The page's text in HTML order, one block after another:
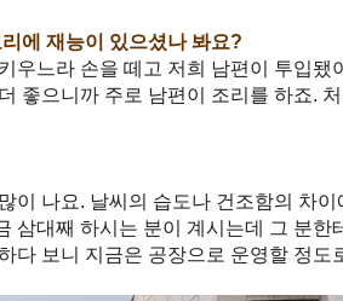
에 재능이 있으셨나 봐요?
우느라 손을 떼고 저희 남편이 투입됐
좋으니까 주로 남편이 조리를 하죠.
나요. 날씨의 습도나 건조함의 차이
삼대째 하시는 분이 계시는데 그 분한
다 보니 지금은 공장으로 운영할 정도